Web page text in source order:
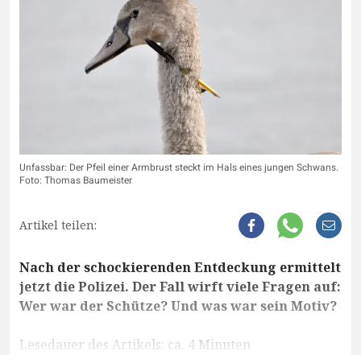
Unfassbar: Der Pfeil einer Armbrust steckt im Hals eines jungen Schwans.
Foto: Thomas Baumeister
Artikel teilen:
Nach der schockierenden Entdeckung ermittelt
jetzt die Polizei. Der Fall wirft viele Fragen auf:
Wer war der Schütze? Und was war sein Motiv?
Lesedauer des Artikels: ca. 4 Minuten